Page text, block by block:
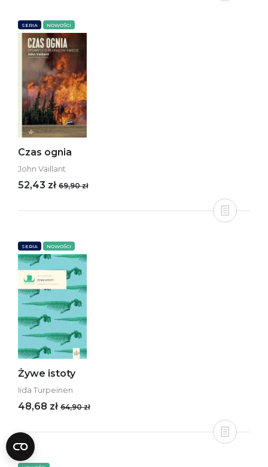
SERIA NOWOŚCI
Czas ognia
John Vaillant
52,43 zł 69,90 zł
SERIA NOWOŚCI
Żywe istoty
Iida Turpeinen
48,68 zł 64,90 zł